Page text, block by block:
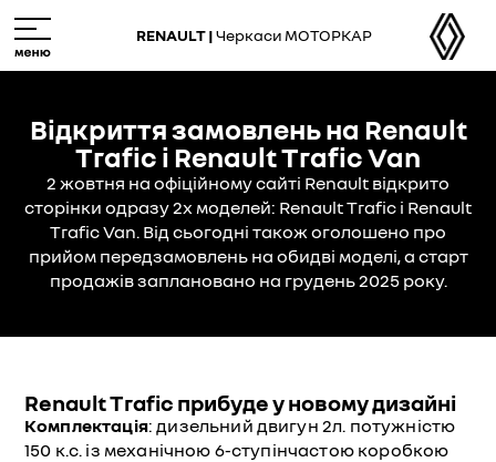
to
main
RENAULT |Черкаси МОТОРКАР
Відкриття замовлень на Renault
Trafic і Renault Trafic Van
2 жовтня на офіційному сайті Renault відкрито
сторінки одразу 2х моделей: Renault Trafic і Renault
Trafic Van. Від сьогодні також оголошено про
прийом передзамовлень на обидві моделі, а старт
продажів заплановано на грудень 2025 року.
Renault Trafic прибуде у новому дизайні
Комплектація: дизельний двигун 2л. потужністю
150 к.с. із механічною 6-ступінчастою коробкою